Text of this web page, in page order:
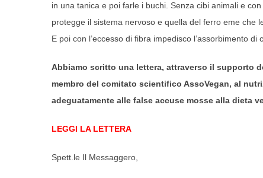
in una tanica e poi farle i buchi. Senza cibi animali e
protegge il sistema nervoso e quella del ferro eme che
E poi con l’eccesso di fibra impedisco l’assorbimento di
Abbiamo scritto una lettera, attraverso il supporto
membro del comitato scientifico AssoVegan, al
adeguatamente alle false accuse mosse alla dieta
LEGGI LA LETTERA
Spett.le Il Messaggero,